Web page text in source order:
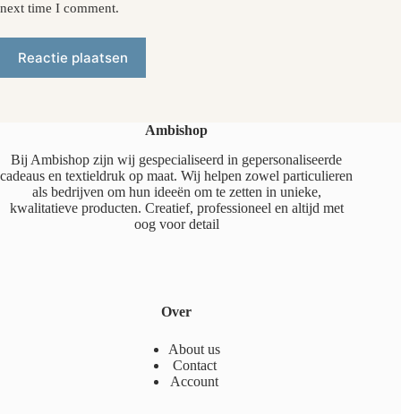
next time I comment.
Reactie plaatsen
Ambishop
Bij Ambishop zijn wij gespecialiseerd in gepersonaliseerde
cadeaus en textieldruk op maat. Wij helpen zowel particulieren
als bedrijven om hun ideeën om te zetten in unieke,
kwalitatieve producten. Creatief, professioneel en altijd met
oog voor detail
Over
About us
Contact
Account